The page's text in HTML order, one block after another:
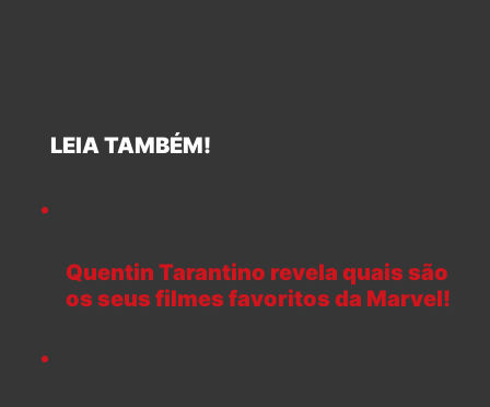
LEIA TAMBÉM!
Quentin Tarantino revela quais são
os seus filmes favoritos da Marvel!